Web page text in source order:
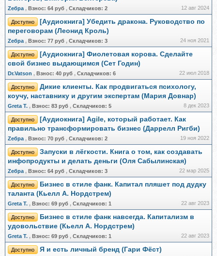
Zебра , Взнос: 64 руб , Складчиков: 2 12 авг 2024
Доступно
[Аудиокнига] Убедить дракона. Руководство по
переговорам (Леонид Кроль)
Zебра , Взнос: 77 руб , Складчиков: 3 24 ноя 2021
Доступно
[Аудиокнига] Фиолетовая корова. Сделайте
свой бизнес выдающимся (Сет Годин)
Dr.Vatson , Взнос: 40 руб , Складчиков: 6 22 июл 2018
Доступно
Дикие клиенты. Как продвигаться психологу,
коучу, наставнику и другим экспертам (Мария Довнар)
Greta Т. , Взнос: 83 руб , Складчиков: 5 8 дек 2023
Доступно
[Аудиокнига] Agile, который работает. Как
правильно трансформировать бизнес (Даррелл Ригби)
Zебра , Взнос: 70 руб , Складчиков: 2 19 ноя 2022
Доступно
Запуски в лёгкости. Книга о том, как создавать
инфопродукты и делать деньги (Оля Сабылинская)
Zебра , Взнос: 64 руб , Складчиков: 3 22 мар 2025
Доступно
Бизнес в стиле фанк. Капитал пляшет под дудку
таланта (Кьелл А. Нордстрем)
Greta Т. , Взнос: 69 руб , Складчиков: 1 22 авг 2023
Доступно
Бизнес в стиле фанк навсегда. Капитализм в
удовольствие (Кьелл А. Нордстрем)
Greta Т. , Взнос: 69 руб , Складчиков: 1 22 авг 2023
Доступно Я и есть личный бренд (Гари Фёст)